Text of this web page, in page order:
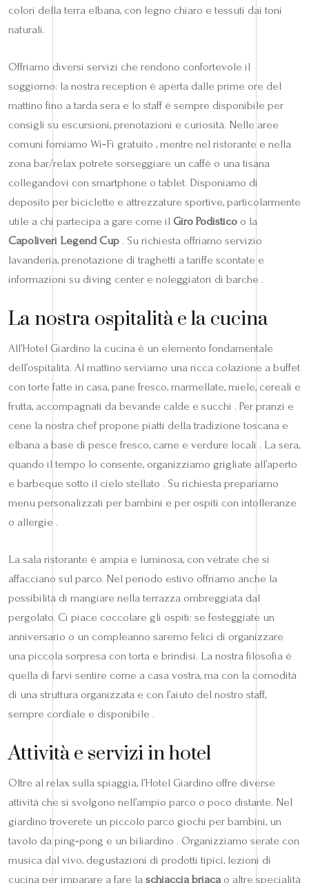
colori della terra elbana, con legno chiaro e tessuti dai toni
naturali.
Offriamo diversi servizi che rendono confortevole il
soggiorno: la nostra reception è aperta dalle prime ore del
mattino fino a tarda sera e lo staff è sempre disponibile per
consigli su escursioni, prenotazioni e curiosità. Nelle aree
comuni forniamo Wi‑Fi gratuito , mentre nel ristorante e nella
zona bar/relax potrete sorseggiare un caffè o una tisana
collegandovi con smartphone o tablet. Disponiamo di
deposito per biciclette e attrezzature sportive, particolarmente
utile a chi partecipa a gare come il Giro Podistico o la
Capoliveri Legend Cup . Su richiesta offriamo servizio
lavanderia, prenotazione di traghetti a tariffe scontate e
informazioni su diving center e noleggiatori di barche .
La nostra ospitalità e la cucina
All’Hotel Giardino la cucina è un elemento fondamentale
dell’ospitalità. Al mattino serviamo una ricca colazione a buffet
con torte fatte in casa, pane fresco, marmellate, miele, cereali e
frutta, accompagnati da bevande calde e succhi . Per pranzi e
cene la nostra chef propone piatti della tradizione toscana e
elbana a base di pesce fresco, carne e verdure locali . La sera,
quando il tempo lo consente, organizziamo grigliate all’aperto
e barbeque sotto il cielo stellato . Su richiesta prepariamo
menu personalizzati per bambini e per ospiti con intolleranze
o allergie .
La sala ristorante è ampia e luminosa, con vetrate che si
affacciano sul parco. Nel periodo estivo offriamo anche la
possibilità di mangiare nella terrazza ombreggiata dal
pergolato. Ci piace coccolare gli ospiti: se festeggiate un
anniversario o un compleanno saremo felici di organizzare
una piccola sorpresa con torta e brindisi. La nostra filosofia è
quella di farvi sentire come a casa vostra, ma con la comodità
di una struttura organizzata e con l’aiuto del nostro staff,
sempre cordiale e disponibile .
Attività e servizi in hotel
Oltre al relax sulla spiaggia, l’Hotel Giardino offre diverse
attività che si svolgono nell’ampio parco o poco distante. Nel
giardino troverete un piccolo parco giochi per bambini, un
tavolo da ping‑pong e un biliardino . Organizziamo serate con
musica dal vivo, degustazioni di prodotti tipici, lezioni di
cucina per imparare a fare la schiaccia briacao altre specialità